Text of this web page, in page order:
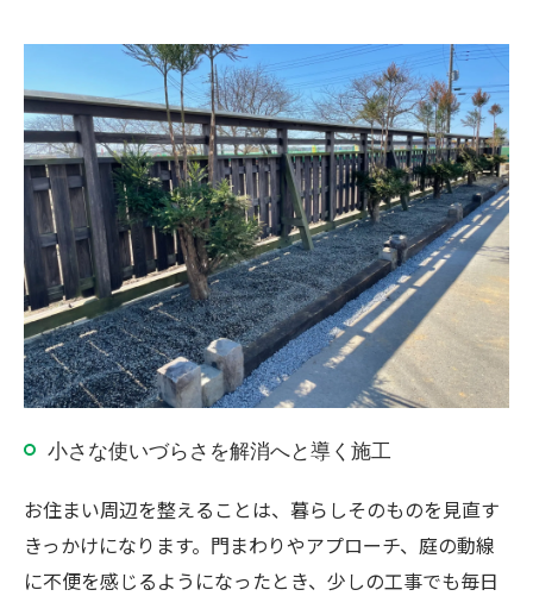
小さな使いづらさを解消へと導く施工
お住まい周辺を整えることは、暮らしそのものを見直す
きっかけになります。門まわりやアプローチ、庭の動線
に不便を感じるようになったとき、少しの工事でも毎日